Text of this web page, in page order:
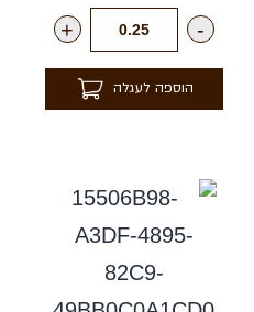
-
+
הוספה לעגלה